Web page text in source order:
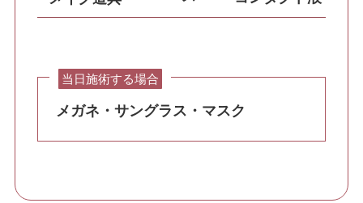
当日施術する場合
メガネ・サングラス・マスク